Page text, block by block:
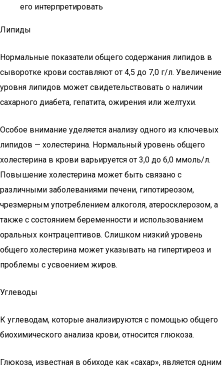
его интерпретировать
Липиды
Нормальные показатели общего содержания липидов в
сыворотке крови составляют от 4,5 до 7,0 г/л. Увеличение
уровня липидов может свидетельствовать о наличии
сахарного диабета, гепатита, ожирения или желтухи.
Особое внимание уделяется анализу одного из ключевых
липидов — холестерина. Нормальный уровень общего
холестерина в крови варьируется от 3,0 до 6,0 ммоль/л.
Повышение холестерина может быть связано с
различными заболеваниями печени, гипотиреозом,
чрезмерным употреблением алкоголя, атеросклерозом, а
также с состоянием беременности и использованием
оральных контрацептивов. Слишком низкий уровень
общего холестерина может указывать на гипертиреоз и
проблемы с усвоением жиров.
Углеводы
К углеводам, которые анализируются с помощью общего
биохимического анализа крови, относится глюкоза.
Глюкоза, известная в обиходе как «сахар», является одним